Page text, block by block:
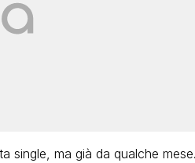
single, ma già da qualche